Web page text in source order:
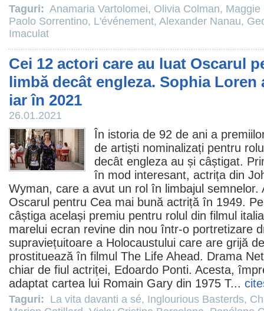
Taguri: Anamaria Vartolomei, Olivia Colman, Maggie
Paolo Sorrentino, L'événement, Alexander Nanau,
Imaculat
Cei 12 actori care au luat Oscarul
limbă decât engleza. Sophia Loren
iar în 2021
26.01.2021
În istoria de 92 de ani a
de artiști nominalizați pentru
decât engleza au și câștigat.
în mod interesant, actrița din
Wyman, care a avut un rol în limbajul semnelor.
Oscarul pentru Cea mai bună actriță în 1949.
câștiga același premiu pentru rolul din filmul
marelui ecran revine din nou într-o portretizare
supraviețuitoare a Holocaustului care are grijă
prostituează în filmul The Life Ahead. Drama
chiar de fiul actriței, Edoardo Ponti. Acesta,
adaptat cartea lui Romain Gary din 1975 T...
Taguri: La vita davanti a sé, Inglourious Basterds,